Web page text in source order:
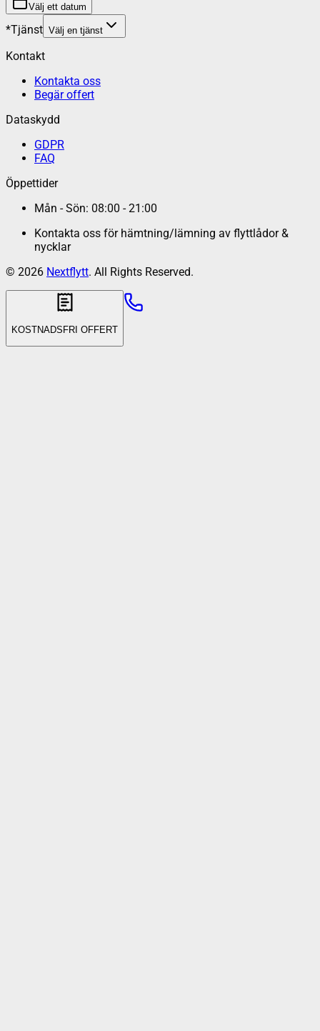
Välj ett datum
*Tjänst Välj en tjänst
Kontakt
Kontakta oss
Begär offert
Dataskydd
GDPR
FAQ
Öppettider
Mån - Sön: 08:00 - 21:00
Kontakta oss för hämtning/lämning av flyttlådor &
nycklar
© 2026 Nextflytt. All Rights Reserved.
KOSTNADSFRI OFFERT